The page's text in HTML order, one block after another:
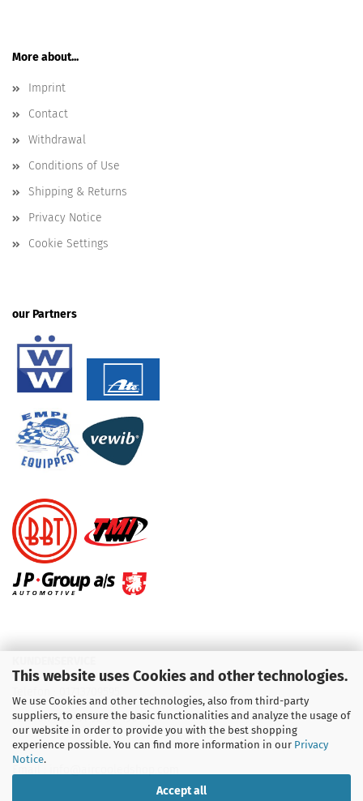
This website uses Cookies and other technologies.
We use Cookies and other technologies, also from third-party
suppliers, to ensure the basic functionalities and analyze the usage of
our website in order to provide you with the best shopping
experience possible. You can find more information in our Privacy
Notice.
Accept all
More about...
Imprint
Contact
Withdrawal
Conditions of Use
Shipping & Returns
Privacy Notice
Cookie Settings
our Partners
Telefon :09931 92 99 490